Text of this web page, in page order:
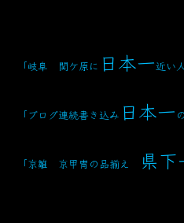
「岐阜 関ケ原に 日本一近い
「ブログ連続書き込み 日本一
「京雛 京甲冑の品揃え 県下